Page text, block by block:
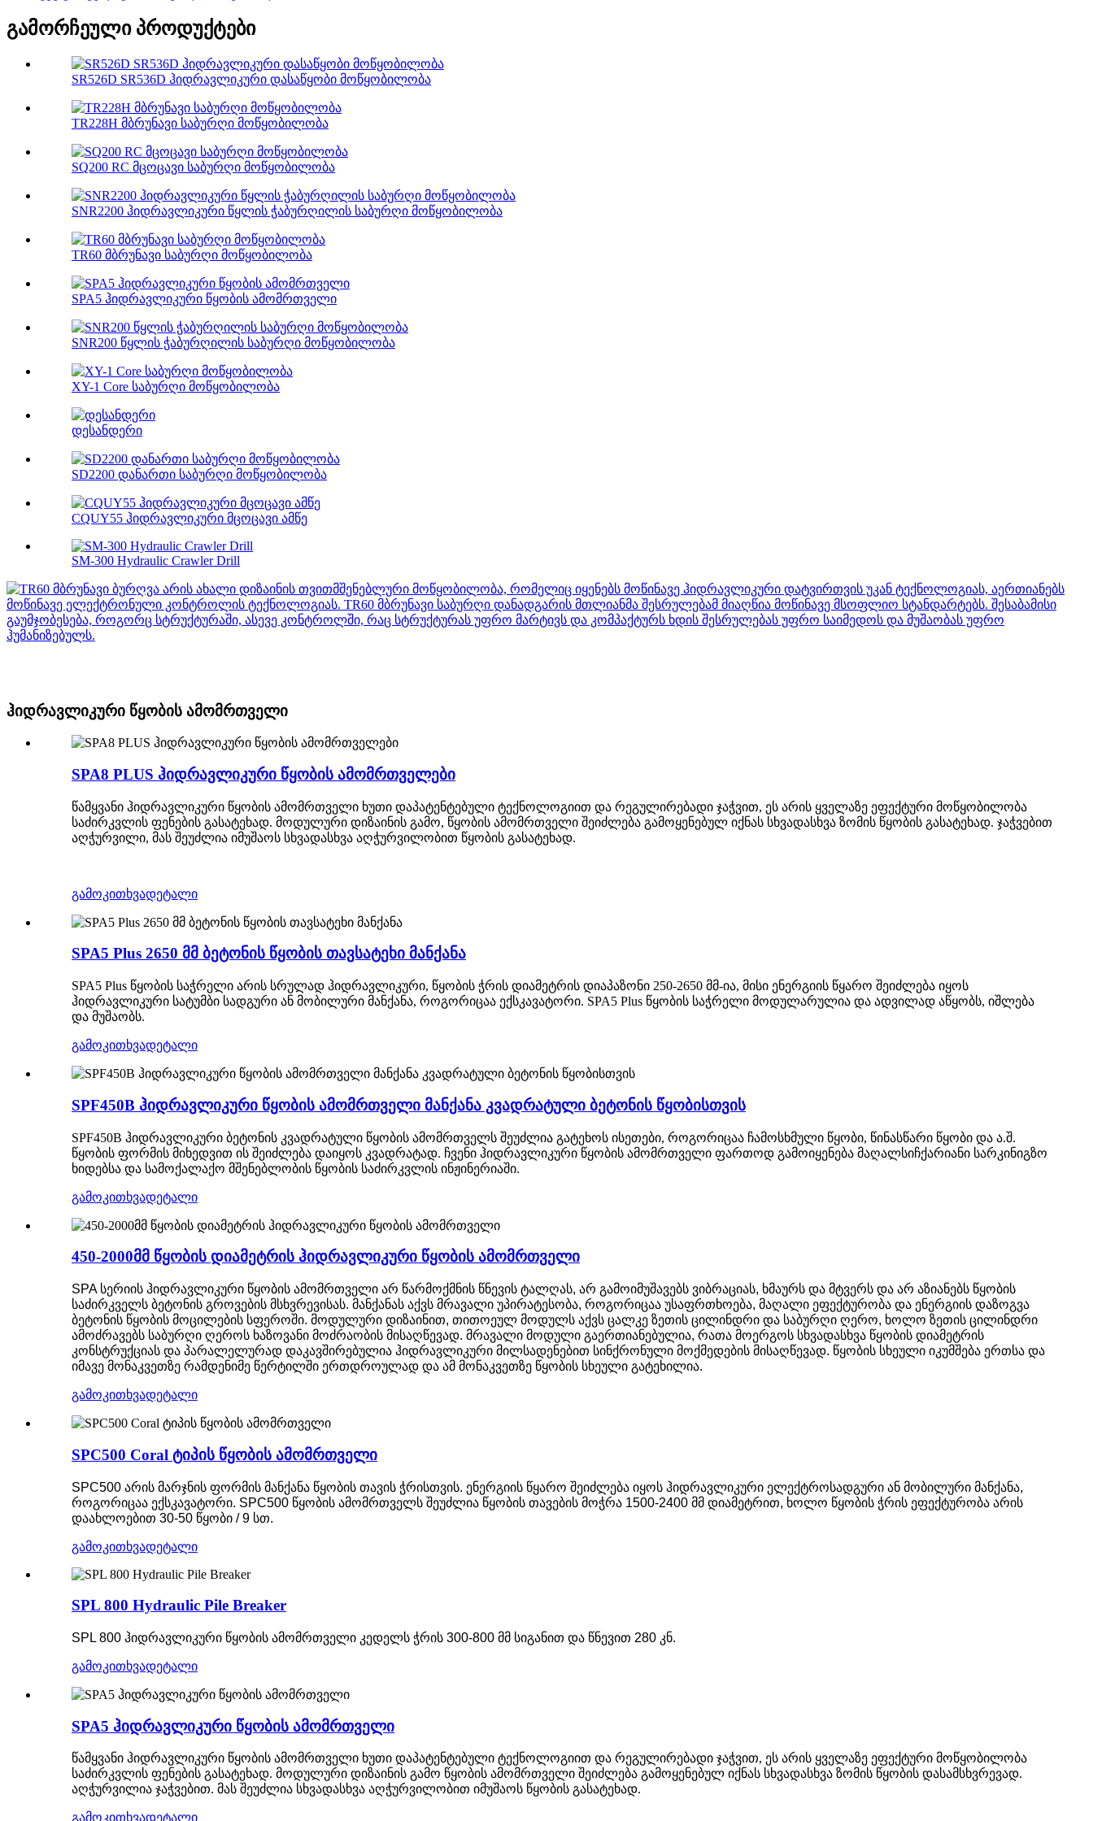
გამორჩეული პროდუქტები
SR526D SR536D ჰიდრავლიკური დასაწყობი მოწყობილობა
TR228H მბრუნავი საბურღი მოწყობილობა
SQ200 RC მცოცავი საბურღი მოწყობილობა
SNR2200 ჰიდრავლიკური წყლის ჭაბურღილის საბურღი მოწყობილობა
TR60 მბრუნავი საბურღი მოწყობილობა
SPA5 ჰიდრავლიკური წყობის ამომრთველი
SNR200 წყლის ჭაბურღილის საბურღი მოწყობილობა
XY-1 Core საბურღი მოწყობილობა
დესანდერი
SD2200 დანართი საბურღი მოწყობილობა
CQUY55 ჰიდრავლიკური მცოცავი ამწე
SM-300 Hydraulic Crawler Drill
ჰიდრავლიკური წყობის ამომრთველი
SPA8 PLUS ჰიდრავლიკური წყობის ამომრთველები
წამყვანი ჰიდრავლიკური წყობის ამომრთველი ხუთი დაპატენტებული ტექნოლოგიით და რეგულირებადი ჯაჭვით, ეს არის ყველაზე ეფექტური მოწყობილობა
საძირკვლის ფენების გასატეხად. მოდულური დიზაინის გამო, წყობის ამომრთველი შეიძლება გამოყენებულ იქნას სხვადასხვა ზომის წყობის გასატეხად. ჯაჭვებით
აღჭურვილი, მას შეუძლია იმუშაოს სხვადასხვა აღჭურვილობით წყობის გასატეხად.
გამოკითხვადეტალი
SPA5 Plus 2650 მმ ბეტონის წყობის თავსატეხი მანქანა
SPA5 Plus წყობის საჭრელი არის სრულად ჰიდრავლიკური, წყობის ჭრის დიამეტრის დიაპაზონი 250-2650 მმ-ია, მისი ენერგიის წყარო შეიძლება იყოს
ჰიდრავლიკური სატუმბი სადგური ან მობილური მანქანა, როგორიცაა ექსკავატორი. SPA5 Plus წყობის საჭრელი მოდულარულია და ადვილად აწყობს, იშლება
და მუშაობს.
გამოკითხვადეტალი
SPF450B ჰიდრავლიკური წყობის ამომრთველი მანქანა კვადრატული ბეტონის წყობისთვის
SPF450B ჰიდრავლიკური ბეტონის კვადრატული წყობის ამომრთველს შეუძლია გატეხოს ისეთები, როგორიცაა ჩამოსხმული წყობი, წინასწარი წყობი და ა.შ.
წყობის ფორმის მიხედვით ის შეიძლება დაიყოს კვადრატად. ჩვენი ჰიდრავლიკური წყობის ამომრთველი ფართოდ გამოიყენება მაღალსიჩქარიანი სარკინიგზო
ხიდებსა და სამოქალაქო მშენებლობის წყობის საძირკვლის ინჟინერიაში.
გამოკითხვადეტალი
450-2000მმ წყობის დიამეტრის ჰიდრავლიკური წყობის ამომრთველი
SPA სერიის ჰიდრავლიკური წყობის ამომრთველი არ წარმოქმნის წნევის ტალღას, არ გამოიმუშავებს ვიბრაციას, ხმაურს და მტვერს და არ აზიანებს წყობის
საძირკველს ბეტონის გროვების მსხვრევისას. მანქანას აქვს მრავალი უპირატესობა, როგორიცაა უსაფრთხოება, მაღალი ეფექტურობა და ენერგიის დაზოგვა
ბეტონის წყობის მოცილების სფეროში. მოდულური დიზაინით, თითოეულ მოდულს აქვს ცალკე ზეთის ცილინდრი და საბურღი ღერო, ხოლო ზეთის ცილინდრი
ამოძრავებს საბურღი ღეროს ხაზოვანი მოძრაობის მისაღწევად. მრავალი მოდული გაერთიანებულია, რათა მოერგოს სხვადასხვა წყობის დიამეტრის
კონსტრუქციას და პარალელურად დაკავშირებულია ჰიდრავლიკური მილსადენებით სინქრონული მოქმედების მისაღწევად. წყობის სხეული იკუმშება ერთსა და
იმავე მონაკვეთზე რამდენიმე წერტილში ერთდროულად და ამ მონაკვეთზე წყობის სხეული გატეხილია.
გამოკითხვადეტალი
SPC500 Coral ტიპის წყობის ამომრთველი
SPC500 არის მარჯნის ფორმის მანქანა წყობის თავის ჭრისთვის. ენერგიის წყარო შეიძლება იყოს ჰიდრავლიკური ელექტროსადგური ან მობილური მანქანა,
როგორიცაა ექსკავატორი. SPC500 წყობის ამომრთველს შეუძლია წყობის თავების მოჭრა 1500-2400 მმ დიამეტრით, ხოლო წყობის ჭრის ეფექტურობა არის
დაახლოებით 30-50 წყობი / 9 სთ.
გამოკითხვადეტალი
SPL 800 Hydraulic Pile Breaker
SPL 800 ჰიდრავლიკური წყობის ამომრთველი კედელს ჭრის 300-800 მმ სიგანით და წნევით 280 კნ.
გამოკითხვადეტალი
SPA5 ჰიდრავლიკური წყობის ამომრთველი
წამყვანი ჰიდრავლიკური წყობის ამომრთველი ხუთი დაპატენტებული ტექნოლოგიით და რეგულირებადი ჯაჭვით, ეს არის ყველაზე ეფექტური მოწყობილობა
საძირკვლის ფენების გასატეხად. მოდულური დიზაინის გამო წყობის ამომრთველი შეიძლება გამოყენებულ იქნას სხვადასხვა ზომის წყობის დასამსხვრევად.
აღჭურვილია ჯაჭვებით. მას შეუძლია სხვადასხვა აღჭურვილობით იმუშაოს წყობის გასატეხად.
გამოკითხვადეტალი